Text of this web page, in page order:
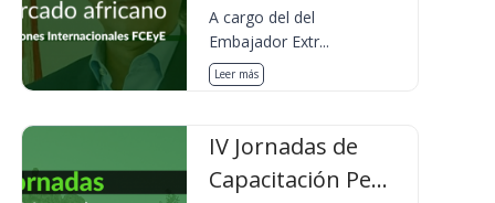
A cargo del del
Embajador Extr...
Leer más
IV Jornadas de
Capacitación Pe...